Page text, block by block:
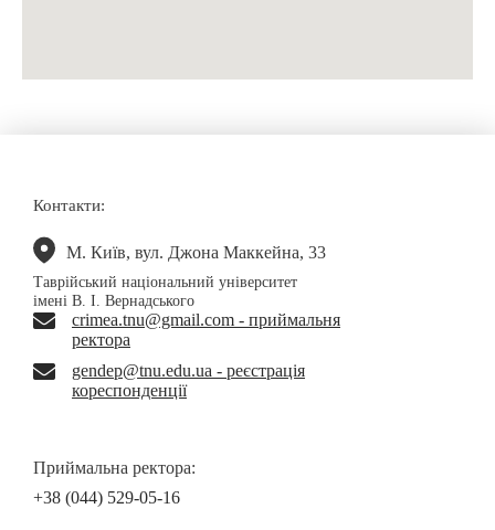
Контакти:
М. Київ, вул. Джона Маккейна, 33
Таврійський національний університет
імені В. І. Вернадського
crimea.tnu@gmail.com - приймальня
ректора
gendep@tnu.edu.ua - реєстрація
кореспонденції
Приймальна ректора:
+38 (044) 529-05-16